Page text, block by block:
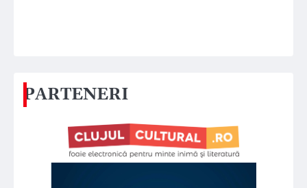
PARTENERI